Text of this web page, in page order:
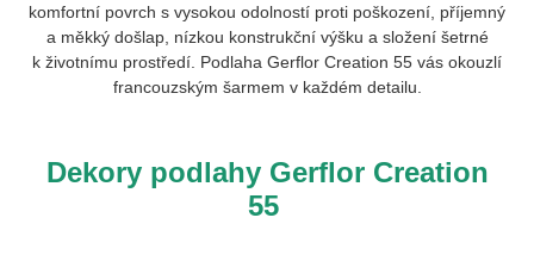
komfortní povrch s vysokou odolností proti poškození, příjemný
a měkký došlap, nízkou konstrukční výšku a složení šetrné
k životnímu prostředí. Podlaha Gerflor Creation 55 vás okouzlí
francouzským šarmem v každém detailu.
Dekory podlahy Gerflor Creation
55